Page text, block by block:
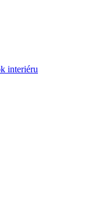
interiéru